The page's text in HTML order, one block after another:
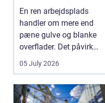
mest værdi for
pengene
En ren arbejdsplads
handler om mere end
pæne gulve og blanke
overflader. Det påvirker
både arbejdsmi...
05 July 2026